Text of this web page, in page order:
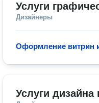
Услуги
Дизайнеры
Оформление витрин
Услуги дизайна